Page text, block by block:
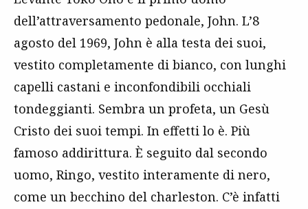
dell’attraversamento pedonale, John. L’8
agosto del 1969, John è alla testa dei suoi,
vestito completamente di bianco, con lunghi
capelli castani e inconfondibili occhiali
tondeggianti. Sembra un profeta, un Gesù
Cristo dei suoi tempi. In effetti lo è. Più
famoso addirittura. È seguito dal secondo
uomo, Ringo, vestito interamente di nero,
come un becchino del charleston. C’è infatti